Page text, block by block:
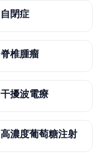
自閉症
脊椎腫瘤
干擾波電療
高濃度葡萄糖注射